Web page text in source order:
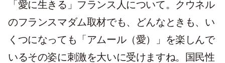
「愛に生きる」フランス人について。クウネル
のフランスマダム取材でも、どんなときも、い
くつになっても「アムール（愛）」を楽しんで
いるその姿に刺激を大いに受けますね。国民性